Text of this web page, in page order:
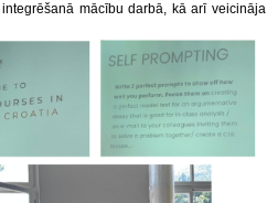
mācību darbā, kā arī veicināja